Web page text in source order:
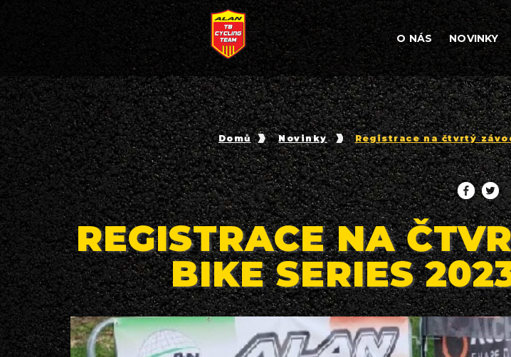
O NÁS NOVINKY
Domů Novinky Registrace na čtvrtý
REGISTRACE NA
BIKE SERIES